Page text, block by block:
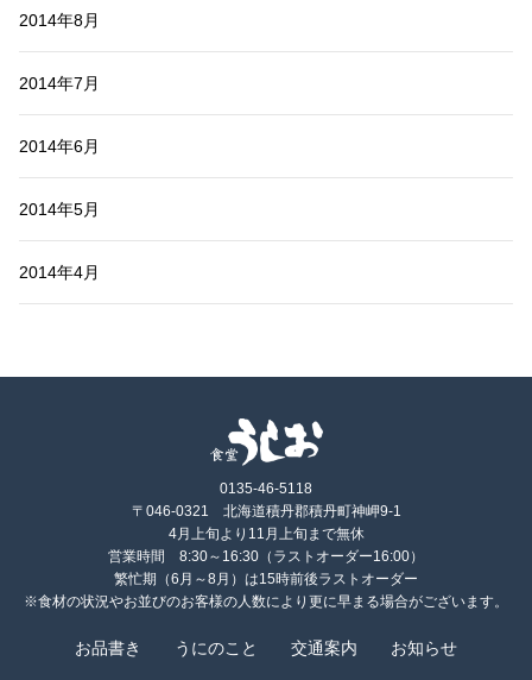
2014年8月
2014年7月
2014年6月
2014年5月
2014年4月
0135-46-5118
〒046-0321 北海道積丹郡積丹町神岬9-1
4月上旬より11月上旬まで無休
営業時間 8:30～16:30（ラストオーダー16:00）
繁忙期（6月～8月）は15時前後ラストオーダー
※食材の状況やお並びのお客様の人数により更に早まる場合がございます。
お品書き うにのこと 交通案内 お知らせ